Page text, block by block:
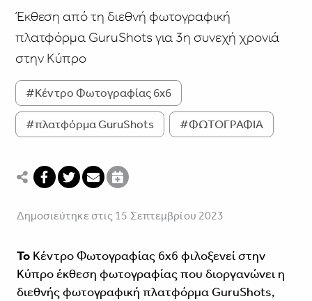
Έκθεση από τη διεθνή φωτογραφική
πλατφόρμα GuruShots για 3η συνεχή χρονιά
στην Κύπρο
#Kέντρο Φωτογραφίας 6x6
#πλατφόρμα GuruShots #ΦΩΤΟΓΡΑΦΙΑ
Δημοσιεύτηκε στις 15 Σεπτεμβρίου 2023
To Kέντρο Φωτογραφίας 6x6 φιλοξενεί στην
Κύπρο έκθεση φωτογραφίας που διοργανώνει η
διεθνής φωτογραφική πλατφόρμα GuruShots,